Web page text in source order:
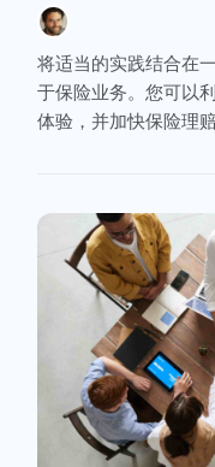
将适当的实践结合在
于保险业务。您可以
体验，并加快保险理赔